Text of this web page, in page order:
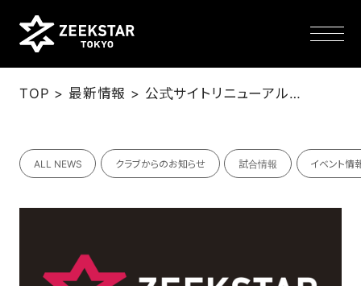
NEWS
TEAM
SCHEDULE
TOP > 最新情報 > 公式サイトリニューアルのお知らせ
ALL NEWS クラブからのお知らせ 試合情報 イベント情